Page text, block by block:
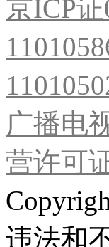
京ICP
广播电
营许可
违法和